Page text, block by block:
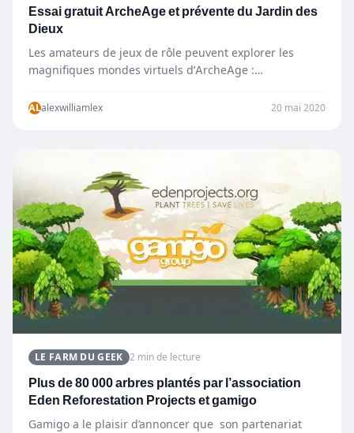
Essai gratuit ArcheAge et prévente du Jardin des
Dieux
Les amateurs de jeux de rôle peuvent explorer les
magnifiques mondes virtuels d’ArcheAge :
ALalexwilliamlex 20 mai 2020
LE FARM DU GEEK 2 min de lecture
Plus de 80 000 arbres plantés par l’association
Eden Reforestation Projects et gamigo
Gamigo a le plaisir d’annoncer que son partenariat